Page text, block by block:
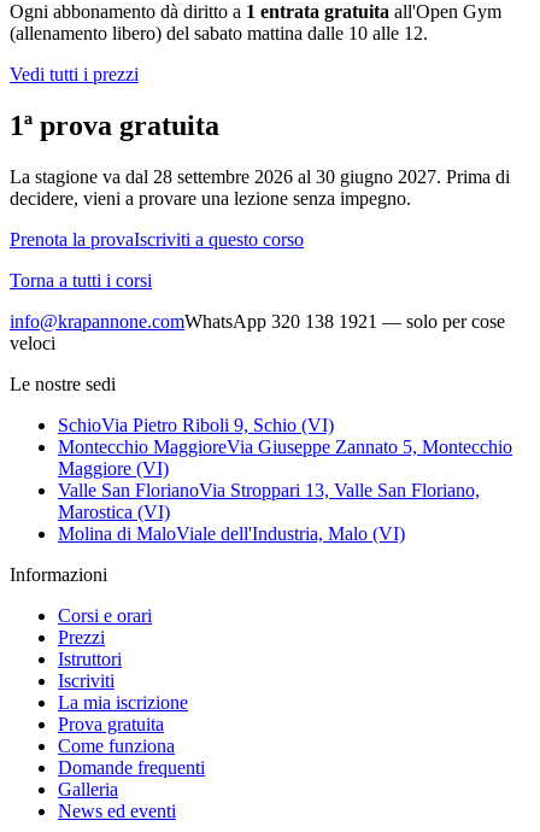
Ogni abbonamento dà diritto a 1 entrata gratuita all'Open Gym
(allenamento libero) del sabato mattina dalle 10 alle 12.
Vedi tutti i prezzi
1ª prova gratuita
La stagione va dal 28 settembre 2026 al 30 giugno 2027. Prima di
decidere, vieni a provare una lezione senza impegno.
Prenota la provaIscriviti a questo corso
Torna a tutti i corsi
info@krapannone.comWhatsApp 320 138 1921 — solo per cose
veloci
Le nostre sedi
SchioVia Pietro Riboli 9, Schio (VI)
Montecchio MaggioreVia Giuseppe Zannato 5, Montecchio
Maggiore (VI)
Valle San FlorianoVia Stroppari 13, Valle San Floriano,
Marostica (VI)
Molina di MaloViale dell'Industria, Malo (VI)
Informazioni
Corsi e orari
Prezzi
Istruttori
Iscriviti
La mia iscrizione
Prova gratuita
Come funziona
Domande frequenti
Galleria
News ed eventi